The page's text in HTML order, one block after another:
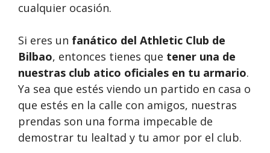
cualquier ocasión.
Si eres un fanático del Athletic Club de
Bilbao, entonces tienes que tener una de
nuestras club atico oficiales en tu armario.
Ya sea que estés viendo un partido en casa o
que estés en la calle con amigos, nuestras
prendas son una forma impecable de
demostrar tu lealtad y tu amor por el club.